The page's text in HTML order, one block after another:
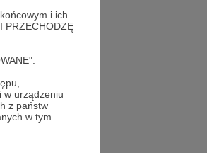
i ich
PRZECHODZĘ
w urządzeniu
z państw
w tym